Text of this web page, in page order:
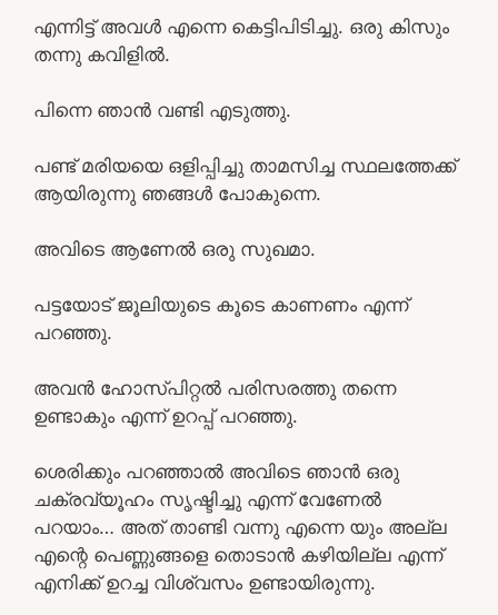
എന്നിട്ട് അവൾ എന്നെ കെട്ടിപിടിച്ചു. ഒരു കിസും
തന്നു കവിളിൽ.
പിന്നെ ഞാൻ വണ്ടി എടുത്തു.
പണ്ട് മരിയയെ ഒളിപ്പിച്ചു താമസിച്ച സ്ഥലത്തേക്ക്
ആയിരുന്നു ഞങ്ങൾ പോകുന്നെ.
അവിടെ ആണേൽ ഒരു സുഖമാ.
പട്ടയോട് ജൂലിയുടെ കൂടെ കാണണം എന്ന്
പറഞ്ഞു.
അവൻ ഹോസ്പിറ്റൽ പരിസരത്തു തന്നെ
ഉണ്ടാകും എന്ന് ഉറപ്പ് പറഞ്ഞു.
ശെരിക്കും പറഞ്ഞാൽ അവിടെ ഞാൻ ഒരു
ചക്രവ്യൂഹം സൃഷ്ടിച്ചു എന്ന് വേണേൽ
പറയാം… അത് താണ്ടി വന്നു എന്നെ യും അല്ല
എന്റെ പെണ്ണുങ്ങളെ തൊടാൻ കഴിയില്ല എന്ന്
എനിക്ക് ഉറച്ച വിശ്വസം ഉണ്ടായിരുന്നു.